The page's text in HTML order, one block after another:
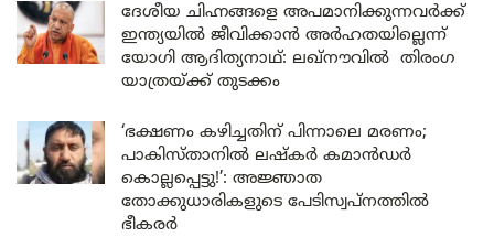
ദേശീയ ചിഹ്നങ്ങളെ അപമാനിക്കുന്നവർക്ക്
ഇന്ത്യയിൽ ജീവിക്കാൻ അർഹതയില്ലെന്ന്
യോഗി ആദിത്യനാഥ്: ലഖ്‌നൗവിൽ തിരംഗ
യാത്രയ്ക്ക് തുടക്കം
‘ഭക്ഷണം കഴിച്ചതിന് പിന്നാലെ മരണം;
പാകിസ്താനിൽ ലഷ്കർ കമാൻഡർ
കൊല്ലപ്പെട്ടു!’: അജ്ഞാത
തോക്കുധാരികളുടെ പേടിസ്വപ്നത്തിൽ
ഭീകരർ